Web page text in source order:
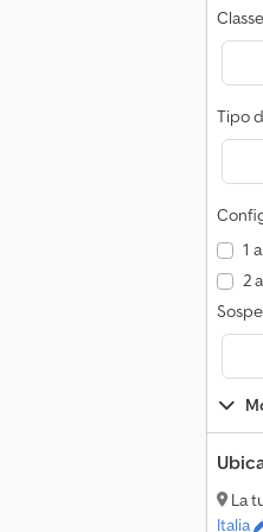
Tipo
1
2
La
Italia
Atlas Copco Parti &